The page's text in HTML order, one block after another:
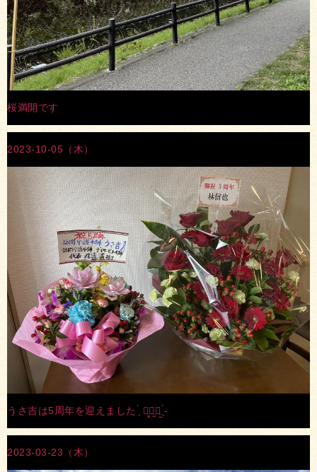
桜満開です
2023-10-05（木）
うさ吉は5周年を迎えました ̗̀ ꪔ̤̥ꪔ̤̮ꪔ̤̫ ̖́-
2023-03-23（木）